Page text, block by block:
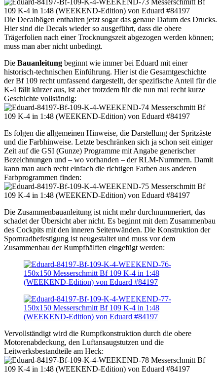
Die Decalbögen enthalten jetzt sogar das genaue Datum des Drucks.
Hier sind die Decals wieder so ausgeführt, dass die obere
Trägerfolien nach einer Trocknungszeit abgezogen werden können;
muss man aber nicht unbedingt.
Die Bauanleitung beginnt wie immer bei Eduard mit einer
historisch-technischen Einführung. Hier ist die Gesamtgeschichte
der Bf 109 recht umfassend dargestellt, der spezifische Anteil für die
K-4 fällt kürzer aus, ist aber trotzdem für die nun mal recht kurze
Geschichte vollständig:
Es folgen die allgemeinen Hinweise, die Darstellung der Spritzäste
und die Farbhinweise. Letzte beschränken sich ja schon seit einiger
Zeit auf die GSI (Gunze) Programme mit Angabe generischer
Bezeichnungen und – wo vorhanden – der RLM-Nummern. Damit
kann man auch recht einfach die richtigen Farben aus anderen
Farbprogrammen finden:
Die Zusammenbauanleitung ist nicht mehr durchnummeriert, das
schadet der Übersicht aber nicht. Es beginnt mit dem Zusammenbau
des Cockpits mit den inneren Seitenwänden. Die Konstruktion der
Spornradbefestigung ist neugestaltet und muss vor dem
Zusammenbau der Rumpfhälften eingefügt werden:
Vervollständigt wird die Rumpfkonstruktion durch die obere
Motorenabdeckung, den Luftansaugstutzen und die
Leitwerksbestandteile am Heck: